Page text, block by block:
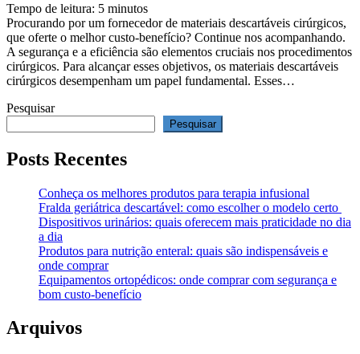
Tempo de leitura: 5 minutos
Procurando por um fornecedor de materiais descartáveis cirúrgicos,
que oferte o melhor custo-benefício? Continue nos acompanhando.
A segurança e a eficiência são elementos cruciais nos procedimentos
cirúrgicos. Para alcançar esses objetivos, os materiais descartáveis
cirúrgicos desempenham um papel fundamental. Esses…
Pesquisar
Pesquisar
Posts Recentes
Conheça os melhores produtos para terapia infusional
Fralda geriátrica descartável: como escolher o modelo certo
Dispositivos urinários: quais oferecem mais praticidade no dia
a dia
Produtos para nutrição enteral: quais são indispensáveis e
onde comprar
Equipamentos ortopédicos: onde comprar com segurança e
bom custo-benefício
Arquivos